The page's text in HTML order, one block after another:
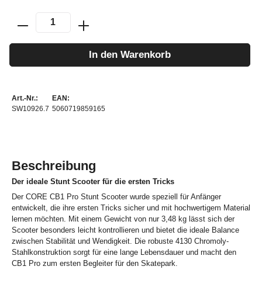
In den Warenkorb
Art.-Nr.:
SW10926.7
EAN:
5060719859165
Beschreibung
Der ideale Stunt Scooter für die ersten Tricks
Der CORE CB1 Pro Stunt Scooter wurde speziell für Anfänger
entwickelt, die ihre ersten Tricks sicher und mit hochwertigem Material
lernen möchten. Mit einem Gewicht von nur 3,48 kg lässt sich der
Scooter besonders leicht kontrollieren und bietet die ideale Balance
zwischen Stabilität und Wendigkeit. Die robuste 4130 Chromoly-
Stahlkonstruktion sorgt für eine lange Lebensdauer und macht den
CB1 Pro zum ersten Begleiter für den Skatepark.